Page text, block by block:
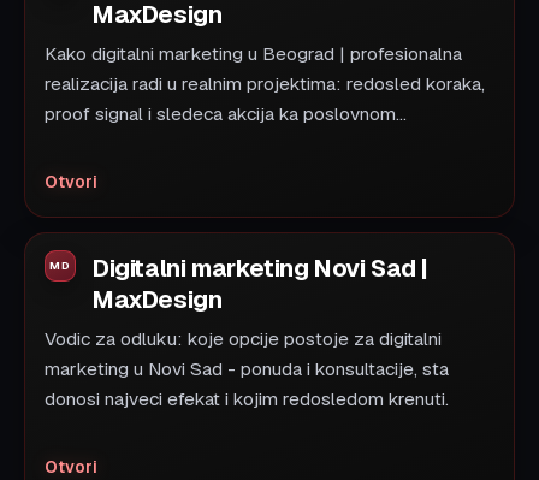
MaxDesign
Kako digitalni marketing u Beograd | profesionalna
realizacija radi u realnim projektima: redosled koraka,
proof signal i sledeca akcija ka poslovnom...
Otvori
Digitalni marketing Novi Sad |
MaxDesign
Vodic za odluku: koje opcije postoje za digitalni
marketing u Novi Sad - ponuda i konsultacije, sta
donosi najveci efekat i kojim redosledom krenuti.
Otvori